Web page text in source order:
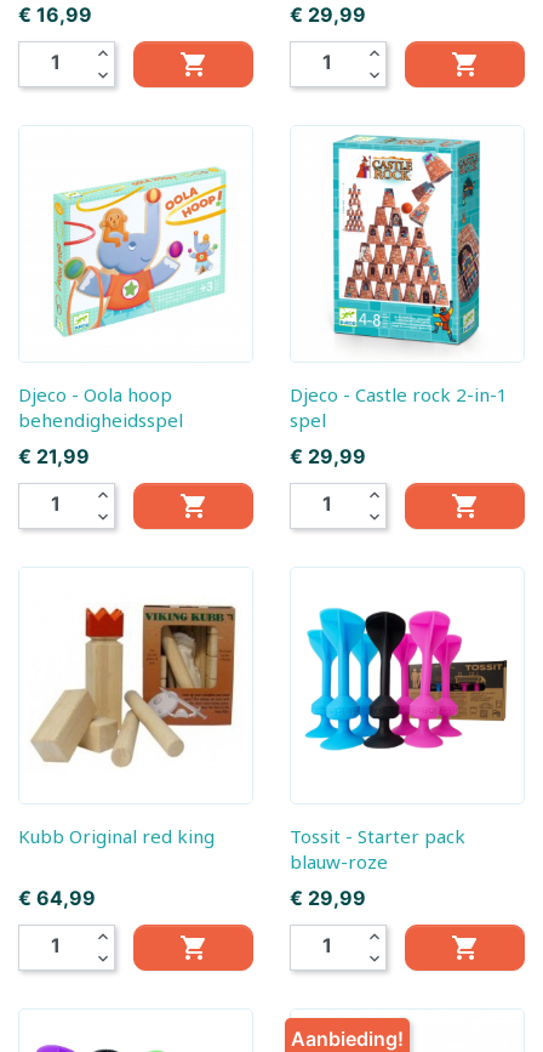
Prijs
€ 16,99
expand_less
expand_more

Prijs
€ 29,99
expand_less
expand_more

Djeco - Oola hoop
behendigheidsspel
Prijs
€ 21,99
expand_less
expand_more

Djeco - Castle rock 2-in-1
spel
Prijs
€ 29,99
expand_less
expand_more

Kubb Original red king
Prijs
€ 64,99
expand_less
expand_more

Tossit - Starter pack
blauw-roze
Prijs
€ 29,99
expand_less
expand_more

Aanbieding!